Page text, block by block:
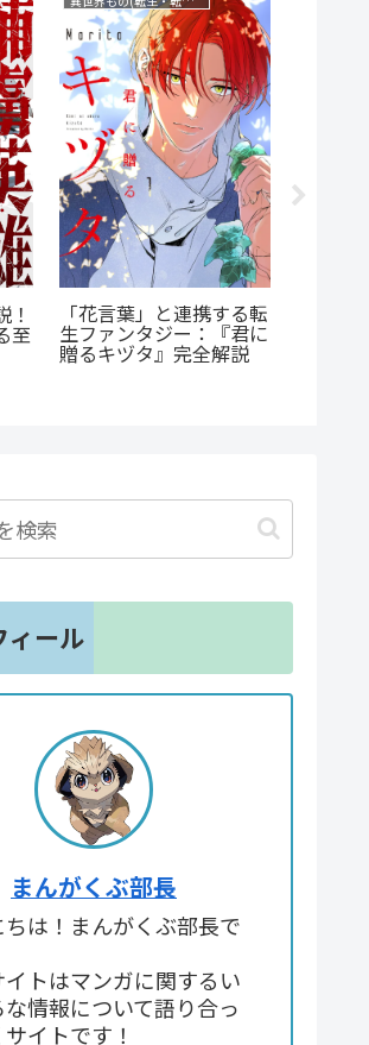
闇
『オサナナジミとカノジ
ョと』ただの三角関係じ
ゃない、秘密が渦巻くセ
ィール
まんがくぶ部長
ちは！まんがくぶ部長で
イトはマンガに関するい
な情報について語り合っ
イトです！